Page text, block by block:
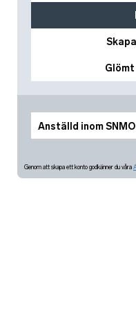
Anställd inom SNMO
Genom att skapa ett konto godkänner du våra